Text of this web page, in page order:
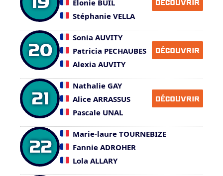
Elonie BUIL
Stéphanie VELLA
DÉCOUVRIR
20
Sonia AUVITY
Patricia PECHAUBES
Alexia AUVITY
DÉCOUVRIR
21
Nathalie GAY
Alice ARRASSUS
Pascale UNAL
DÉCOUVRIR
22
Marie-laure TOURNEBIZE
Fannie ADROHER
Lola ALLARY